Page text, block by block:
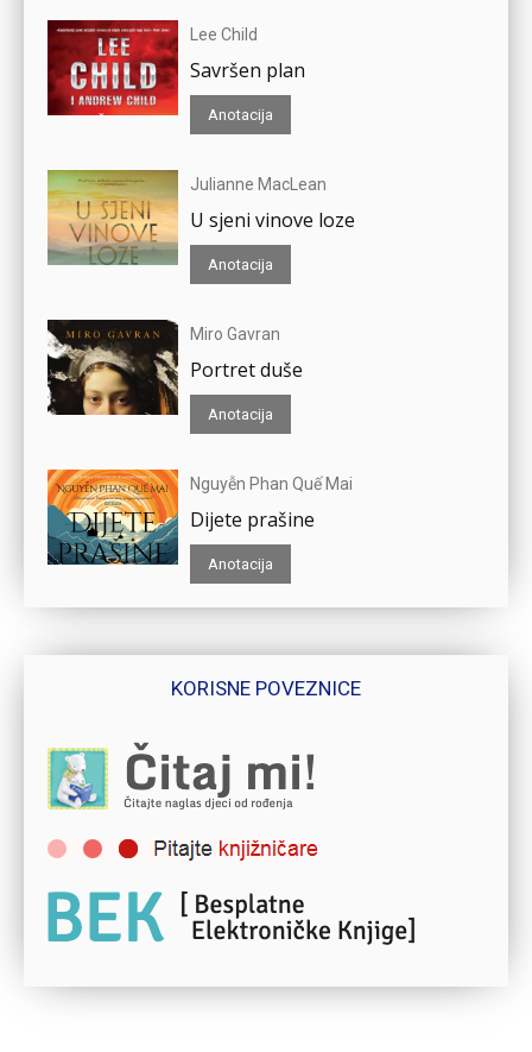
Lee Child
Savršen plan
Anotacija
Julianne MacLean
U sjeni vinove loze
Anotacija
Miro Gavran
Portret duše
Anotacija
Nguyễn Phan Quế Mai
Dijete prašine
Anotacija
KORISNE POVEZNICE